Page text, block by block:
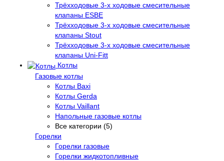
Трёхходовые 3-х ходовые смесительные
клапаны ESBE
Трёхходовые 3-х ходовые смесительные
клапаны Stout
Трёхходовые 3-х ходовые смесительные
клапаны Uni-Fitt
Котлы
Газовые котлы
Котлы Baxi
Котлы Gerda
Котлы Vaillant
Напольные газовые котлы
Все категории (5)
Горелки
Горелки газовые
Горелки жидкотопливные